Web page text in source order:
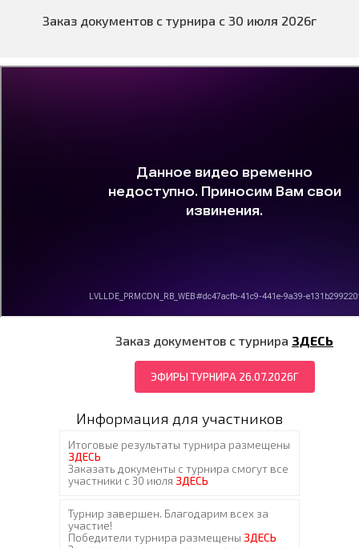
Заказ документов с турнира с 30 июля 2026г
Заказ документов с турнира ЗДЕСЬ
ЭФИРЫ ТУРНИРА 26.07.2026Г
Информация для участников